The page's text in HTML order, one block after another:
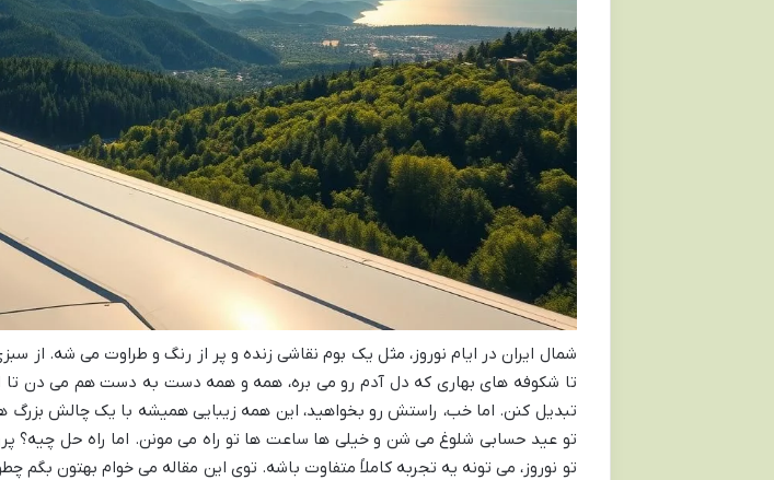
شمال ایران در ایام نوروز، مثل یک بوم نقاشی زنده و پر از رنگ و طراوت می شه. از
تا شکوفه های بهاری که دل آدم رو می بره، همه و همه دست به دست هم می دن تا
تبدیل کنن. اما خب، راستش رو بخواهید، این همه زیبایی همیشه با یک چالش بزرگ
تو عید حسابی شلوغ می شن و خیلی ها ساعت ها تو راه می مونن. اما راه حل چیه؟
تو نوروز، می تونه یه تجربه کاملاً متفاوت باشه. توی این مقاله می خوام بهتون بگم